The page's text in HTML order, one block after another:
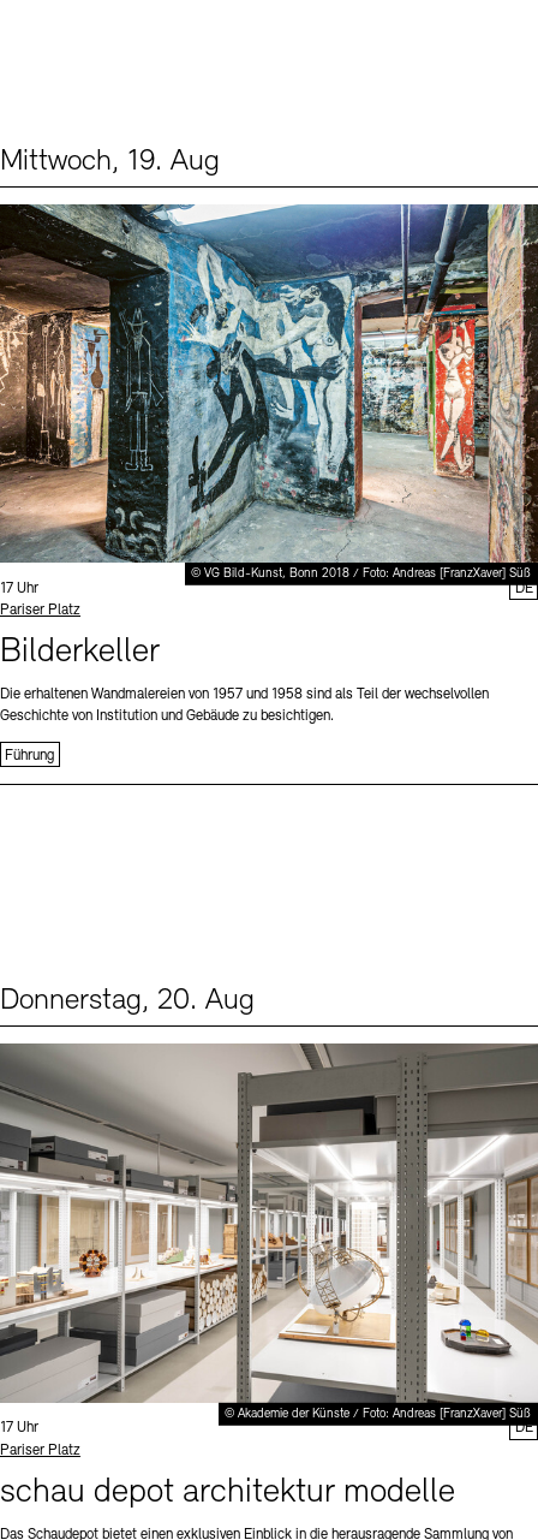
Mittwoch, 19. Aug
© VG Bild-Kunst, Bonn 2018 / Foto: Andreas [FranzXaver] Süß
Uhrzeit:
17 Uhr
Standort
Pariser Platz
Bilderkeller
Die erhaltenen Wandmalereien von 1957 und 1958 sind als Teil der wechselvollen
Geschichte von Institution und Gebäude zu besichtigen.
Führung
DE
Donnerstag, 20. Aug
© Akademie der Künste / Foto: Andreas [FranzXaver] Süß
Uhrzeit:
17 Uhr
Standort
Pariser Platz
schau depot architektur modelle
Das Schaudepot bietet einen exklusiven Einblick in die herausragende Sammlung von
DE